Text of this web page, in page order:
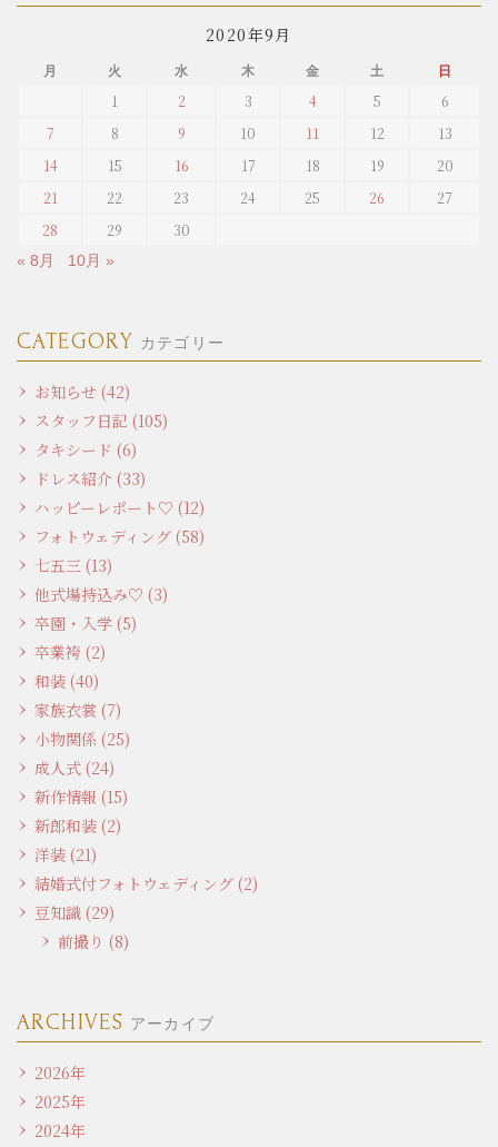
2020年9月
月 火 水 木 金 土 日
1 2 3 4 5
6
7
8 9 10 11 12
13
14
15 16 17 18 19
20
21
22 23 24 25 26
27
28
29 30
« 8月 10月 »
CATEGORY カテゴリー
お知らせ (42)
スタッフ日記 (105)
タキシード (6)
ドレス紹介 (33)
ハッピーレポート♡ (12)
フォトウェディング (58)
七五三 (13)
他式場持込み♡ (3)
卒園・入学 (5)
卒業袴 (2)
和装 (40)
家族衣裳 (7)
小物関係 (25)
成人式 (24)
新作情報 (15)
新郎和装 (2)
洋装 (21)
結婚式付フォトウェディング (2)
豆知識 (29)
前撮り (8)
ARCHIVES アーカイブ
2026年
2025年
2024年